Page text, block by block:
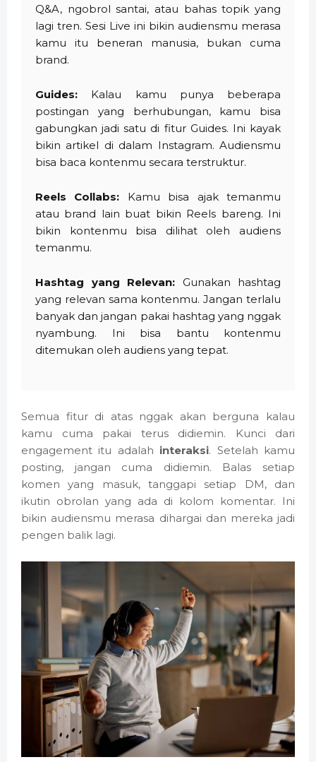
Q&A, ngobrol santai, atau bahas topik yang
lagi tren. Sesi Live ini bikin audiensmu merasa
kamu itu beneran manusia, bukan cuma
brand.
Guides: Kalau kamu punya beberapa
postingan yang berhubungan, kamu bisa
gabungkan jadi satu di fitur Guides. Ini kayak
bikin artikel di dalam Instagram. Audiensmu
bisa baca kontenmu secara terstruktur.
Reels Collabs: Kamu bisa ajak temanmu
atau brand lain buat bikin Reels bareng. Ini
bikin kontenmu bisa dilihat oleh audiens
temanmu.
Hashtag yang Relevan: Gunakan hashtag
yang relevan sama kontenmu. Jangan terlalu
banyak dan jangan pakai hashtag yang nggak
nyambung. Ini bisa bantu kontenmu
ditemukan oleh audiens yang tepat.
Semua fitur di atas nggak akan berguna kalau
kamu cuma pakai terus didiemin. Kunci dari
engagement itu adalah interaksi. Setelah kamu
posting, jangan cuma didiemin. Balas setiap
komen yang masuk, tanggapi setiap DM, dan
ikutin obrolan yang ada di kolom komentar. Ini
bikin audiensmu merasa dihargai dan mereka jadi
pengen balik lagi.